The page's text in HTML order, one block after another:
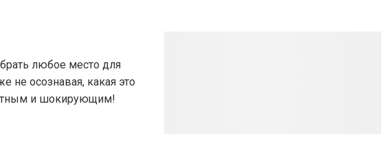
любое место для
не осознавая, какая это
и шокирующим!